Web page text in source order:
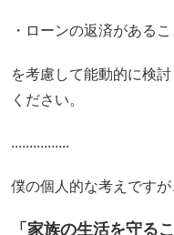
・ローンの返済がある
を考慮して能動的に検
ください。
................
僕の個人的な考えですが
「家族の生活を守るこ